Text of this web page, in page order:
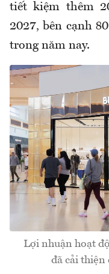
tiết kiệm thêm
2027, bên cạnh
trong năm nay.
Lợi nhuận hoạt
đã cải thiện